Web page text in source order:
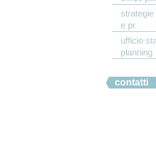
e pr
ufficio
planning
contatti